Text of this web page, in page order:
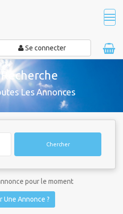
Se connecter
Les Annonces
Chercher
pour le moment
Une Annonce ?